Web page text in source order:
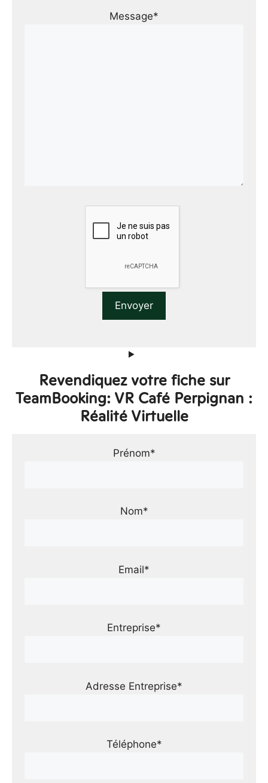
Message*
Revendiquez votre fiche sur
TeamBooking: VR Café Perpignan :
Réalité Virtuelle
Prénom*
Nom*
Email*
Entreprise*
Adresse Entreprise*
Téléphone*